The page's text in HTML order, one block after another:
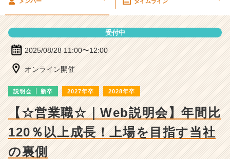
ン
ー・
成
企
業
か
受付中
2025/08/28 11:00〜12:00
オンライン開催
説明会 新卒 2027年卒 2028年卒
【☆営業職☆｜Web説明会】年間比
120％以上成長！上場を目指す当社
の裏側